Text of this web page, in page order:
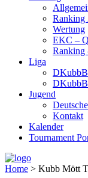
Ranking
Wertung
EKC –
Ranking
Liga
Jugend
Kontakt
Kalender
Tournament
Home > Kubb Mött